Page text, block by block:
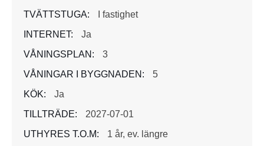
TVÄTTSTUGA:
I fastighet
INTERNET:
Ja
VÅNINGSPLAN:
3
VÅNINGAR I BYGGNADEN:
5
KÖK:
Ja
TILLTRÄDE:
2027-07-01
UTHYRES T.O.M:
1 år, ev. längre